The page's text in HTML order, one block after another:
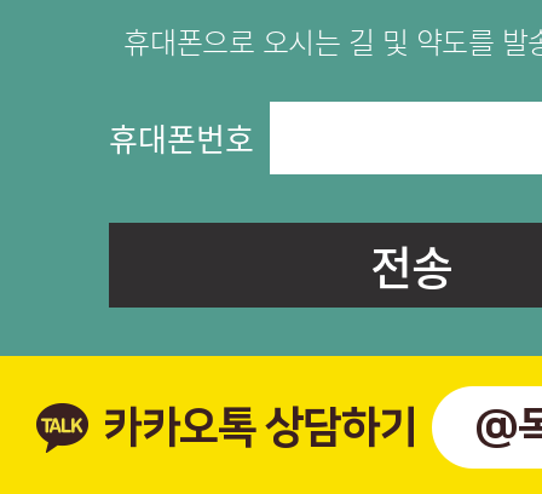
휴대폰으로 오시는 길 및 약도를 발
휴대폰번호
카카오톡 상담하기 @